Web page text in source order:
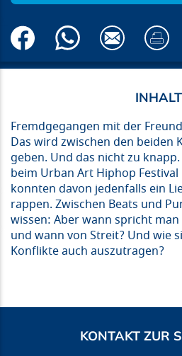
Fremdgegangen mit der
Das wird zwischen den beiden
geben. Und das nicht zu
beim Urban Art Hiphop
konnten davon jedenfalls ein
rappen. Zwischen Beats und
wissen: Aber wann spricht
und wann von Streit? Und wie
Konflikte auch auszutragen?
KONTAKT ZUR